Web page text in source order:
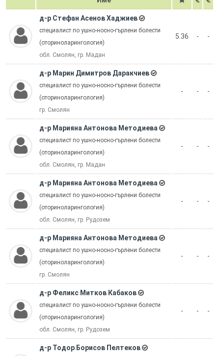
д-р Стефан Асенов Хаджиев
специалист по ушно-носно-гърлени болести
(оториноларингология)
обл. Смолян, гр. Мадан
5.36 - -
д-р Марин Димитров Даракчиев
специалист по ушно-носно-гърлени болести
(оториноларингология)
гр. Смолян
- - -
д-р Марияна Антонова Методиева
специалист по ушно-носно-гърлени болести
(оториноларингология)
обл. Смолян, гр. Мадан
- - -
д-р Марияна Антонова Методиева
специалист по ушно-носно-гърлени болести
(оториноларингология)
обл. Смолян, гр. Рудозем
- - -
д-р Марияна Антонова Методиева
специалист по ушно-носно-гърлени болести
(оториноларингология)
гр. Смолян
- - -
д-р Феликс Митков Кабаков
специалист по ушно-носно-гърлени болести
(оториноларингология)
обл. Смолян, гр. Рудозем
- - -
д-р Тодор Борисов Пелтеков